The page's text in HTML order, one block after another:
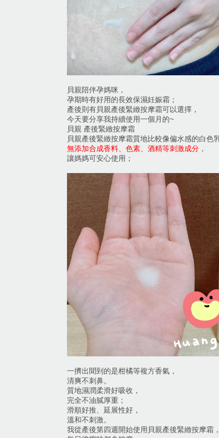
貝親陪伴孕媽咪，
孕期時有好用的長效保濕妊娠霜；
產後則有貝親產後緊緻按摩霜可以選擇，
今天要分享我持續使用一個月的~
貝親 產後緊緻按摩霜
貝親產後緊緻按摩霜質地比較像偏水感的白色
無添加合成香料、色素、酒精等刺激成分 ，
讓媽媽可安心使用；
一擠出聞到的是柑橘等複方香氣，
清爽不刺鼻。
質地濕潤柔滑好吸收，
完全不油膩厚重；
滑順好推、延展性好，
溫和不刺激。
我從產後第四週開始使用貝親產後緊緻按摩霜